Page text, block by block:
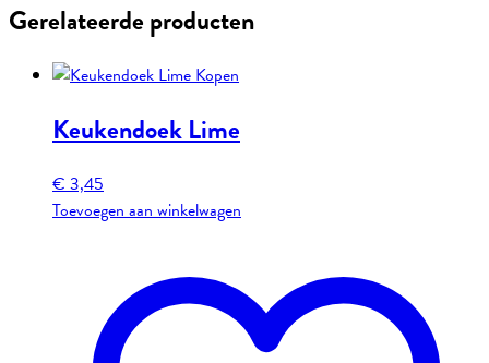
Gerelateerde producten
Keukendoek Lime
€3,45
Toevoegen aan winkelwagen